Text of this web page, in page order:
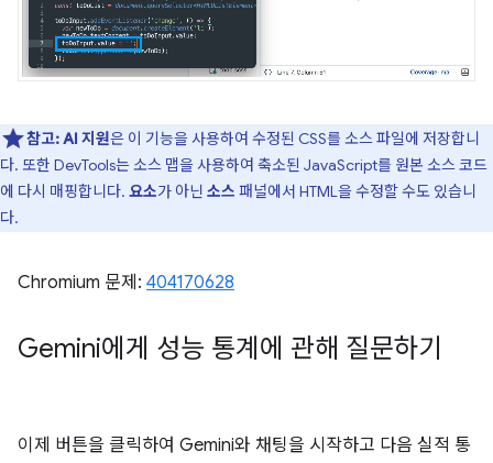
참고:AI 지원은 이 기능을 사용하여 수정된 CSS를 소스 파일에 저장합니
다. 또한 DevTools는 소스 맵을 사용하여 축소된 JavaScript를 원본 소스 코드
에 다시 매핑합니다. 요소가 아닌 소스 패널에서 HTML을 수정할 수도 있습니
다.
Chromium 문제: 404170628
Gemini에게 성능 통계에 관해 질문하기
이제 버튼을 클릭하여 Gemini와 채팅을 시작하고 다음 실적 통